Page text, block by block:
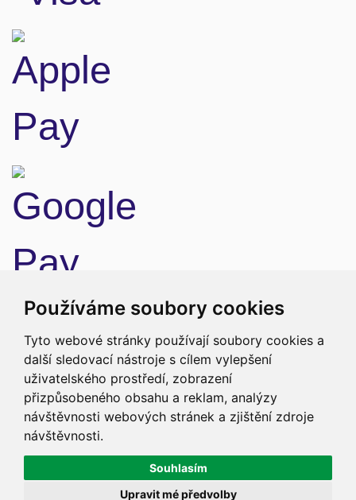
Používáme soubory cookies
Tyto webové stránky používají soubory cookies a
další sledovací nástroje s cílem vylepšení
uživatelského prostředí, zobrazení
přizpůsobeného obsahu a reklam, analýzy
návštěvnosti webových stránek a zjištění zdroje
návštěvnosti.
Souhlasím
Upravit mé předvolby
Doprava